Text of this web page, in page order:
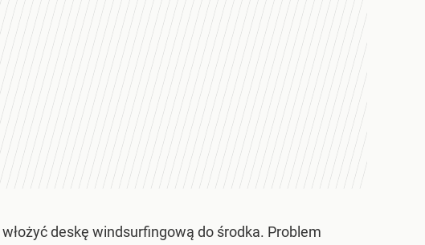
deskę windsurfingową do środka. Problem